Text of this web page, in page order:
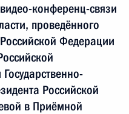
конференц-связи
проведённого
Федерации
Российской
в Приёмной